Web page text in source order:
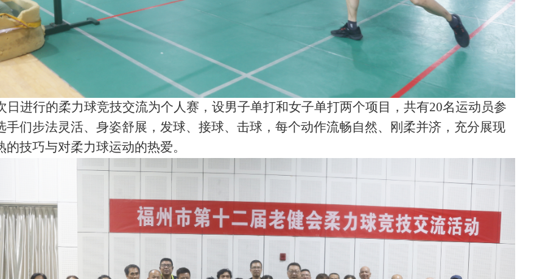
日进行的柔力球竞技交流为个人赛，设男子单打和女子单打两个项目，共有20名运动员参
手们步法灵活、身姿舒展，发球、接球、击球，每个动作流畅自然、刚柔并济，充分展现
的技巧与对柔力球运动的热爱。